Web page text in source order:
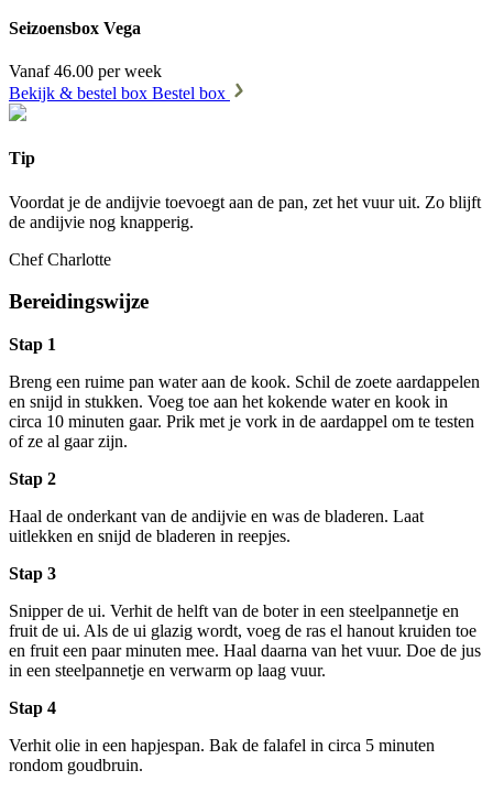
Seizoensbox Vega
Vanaf 46.00 per week
Bekijk & bestel box Bestel box
Tip
Voordat je de andijvie toevoegt aan de pan, zet het vuur uit. Zo blijft
de andijvie nog knapperig.
Chef Charlotte
Bereidingswijze
Stap 1
Breng een ruime pan water aan de kook. Schil de zoete aardappelen
en snijd in stukken. Voeg toe aan het kokende water en kook in
circa 10 minuten gaar. Prik met je vork in de aardappel om te testen
of ze al gaar zijn.
Stap 2
Haal de onderkant van de andijvie en was de bladeren. Laat
uitlekken en snijd de bladeren in reepjes.
Stap 3
Snipper de ui. Verhit de helft van de boter in een steelpannetje en
fruit de ui. Als de ui glazig wordt, voeg de ras el hanout kruiden toe
en fruit een paar minuten mee. Haal daarna van het vuur. Doe de jus
in een steelpannetje en verwarm op laag vuur.
Stap 4
Verhit olie in een hapjespan. Bak de falafel in circa 5 minuten
rondom goudbruin.